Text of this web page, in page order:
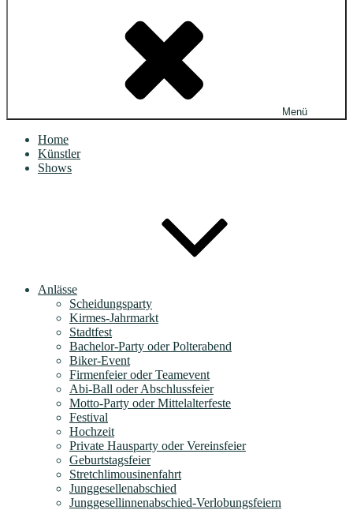
Menü
Home
Künstler
Shows
Anlässe
Scheidungsparty
Kirmes-Jahrmarkt
Stadtfest
Bachelor-Party oder Polterabend
Biker-Event
Firmenfeier oder Teamevent
Abi-Ball oder Abschlussfeier
Motto-Party oder Mittelalterfeste
Festival
Hochzeit
Private Hausparty oder Vereinsfeier
Geburtstagsfeier
Stretchlimousinenfahrt
Junggesellenabschied
Junggesellinnenabschied-Verlobungsfeiern